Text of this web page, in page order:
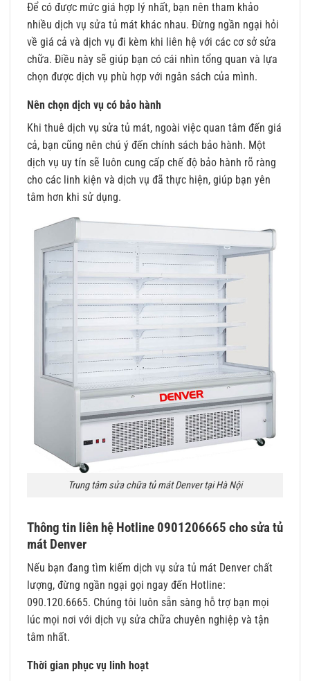
Để có được mức giá hợp lý nhất, bạn nên tham khảo
nhiều dịch vụ sửa tủ mát khác nhau. Đừng ngần ngại hỏi
về giá cả và dịch vụ đi kèm khi liên hệ với các cơ sở sửa
chữa. Điều này sẽ giúp bạn có cái nhìn tổng quan và lựa
chọn được dịch vụ phù hợp với ngân sách của mình.
Nên chọn dịch vụ có bảo hành
Khi thuê dịch vụ sửa tủ mát, ngoài việc quan tâm đến giá
cả, bạn cũng nên chú ý đến chính sách bảo hành. Một
dịch vụ uy tín sẽ luôn cung cấp chế độ bảo hành rõ ràng
cho các linh kiện và dịch vụ đã thực hiện, giúp bạn yên
tâm hơn khi sử dụng.
Trung tâm sửa chữa tủ mát Denver tại Hà Nội
Thông tin liên hệ Hotline 0901206665 cho sửa tủ
mát Denver
Nếu bạn đang tìm kiếm dịch vụ sửa tủ mát Denver chất
lượng, đừng ngần ngại gọi ngay đến Hotline:
090.120.6665. Chúng tôi luôn sẵn sàng hỗ trợ bạn mọi
lúc mọi nơi với dịch vụ sửa chữa chuyên nghiệp và tận
tâm nhất.
Thời gian phục vụ linh hoạt